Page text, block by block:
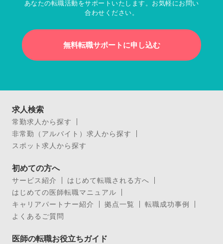
あなたの転職活動をサポートいたします。お気軽にお問い
合わせください。
無料転職サポートに申し込む
求人検索
常勤求人から探す
非常勤（アルバイト）求人から探す
スポット求人から探す
初めての方へ
サービス紹介
はじめて転職される方へ
はじめての医師転職マニュアル
キャリアパートナー紹介
拠点一覧
転職成功事例
よくあるご質問
医師の転職お役立ちガイド